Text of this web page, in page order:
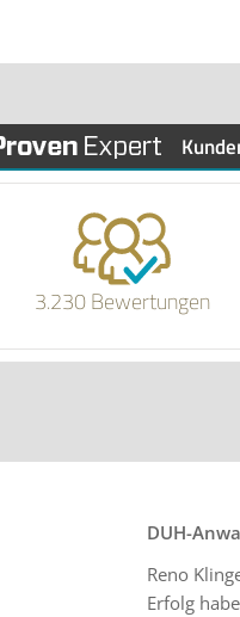
3.230 Bewertungen
DUH-
Reno
Erfolg